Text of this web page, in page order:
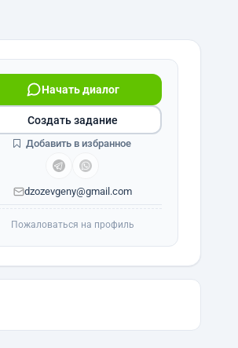
Начать диалог
dzozevgeny@gmail.com
Создать задание
Добавить в избранное
Пожаловаться на профиль